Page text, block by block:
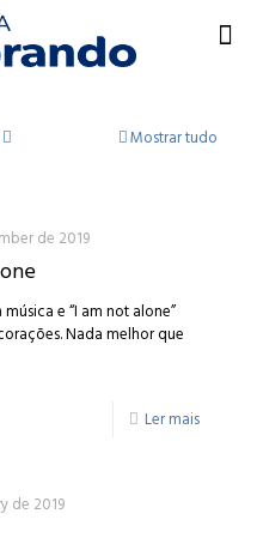
Mostrar tudo
de 2019
e “I am not alone”
Nada melhor que
Ler mais
de 2019